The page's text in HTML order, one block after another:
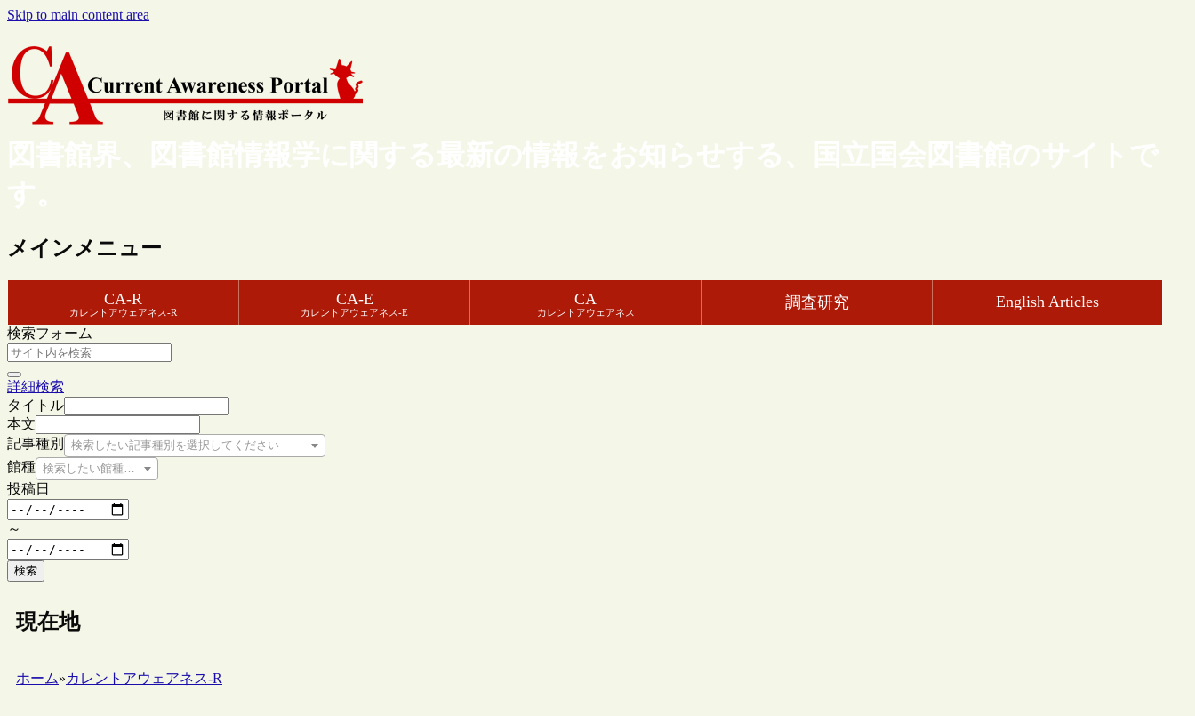
Skip to main content area
図書館界、図書館情報学に関する最新の情報をお知らせする、国立国会図書館のサイトで
す。
メインメニュー
CA-R
カレントアウェアネス-R
CA-E
カレントアウェアネス-E
CA
カレントアウェアネス
調査研究 English Articles
検索フォーム
詳細検索
タイトル
本文
記事種別
検索したい記事種別を選択してください
館種 検索したい館種を選択してください
投稿日
～
検索
現在地
ホーム»カレントアウェアネス-R